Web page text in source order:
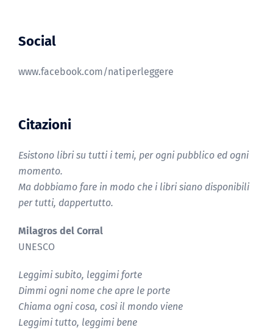
Social
www.facebook.com/natiperleggere
Citazioni
Esistono libri su tutti i temi, per ogni pubblico ed ogni
momento.
Ma dobbiamo fare in modo che i libri siano disponibili
per tutti, dappertutto.
Milagros del Corral
UNESCO
Leggimi subito, leggimi forte
Dimmi ogni nome che apre le porte
Chiama ogni cosa, così il mondo viene
Leggimi tutto, leggimi bene